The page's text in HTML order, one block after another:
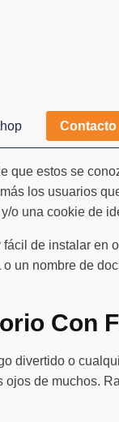
Contacto
estos se
los usuarios
o una cookie de
de instalar en
un nombre de
Con
divertido o
de muchos.